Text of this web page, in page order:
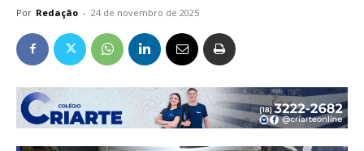
Por Redação - 24 de novembro de 2025